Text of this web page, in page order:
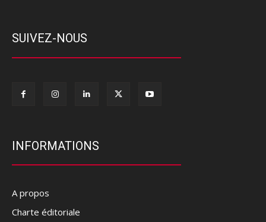
SUIVEZ-NOUS
INFORMATIONS
A propos
Charte éditoriale